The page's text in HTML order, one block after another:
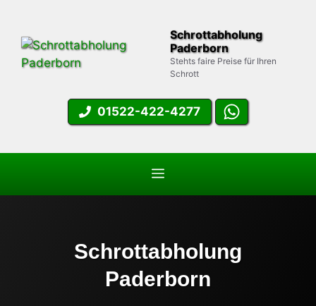
springen
Schrottabholung
Paderborn
Stehts faire Preise für Ihren
Schrott
01522-422-4277
Menü
Schrottabholung
Paderborn